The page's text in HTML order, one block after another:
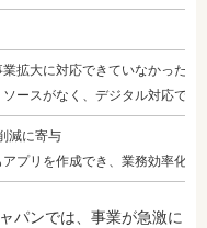
拡大に対応できていなかった
ソースがなく、デジタル対応でき
減に寄与
アプリを作成でき、業務効率化に
パンでは、事業が急激に